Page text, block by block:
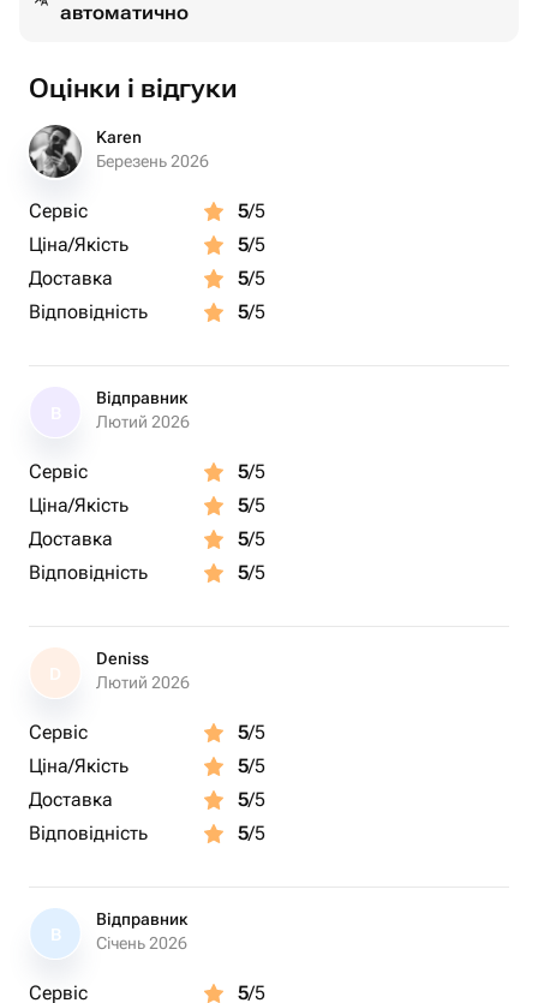
Вы можете выбрать любое количество от 10шт
автоматично
Оцінки і відгуки
Karen
Березень 2026
Сервіс 5/5
Ціна/Якість
5/5
Доставка
5/5
Відповідність
5/5
Відправник
Лютий 2026
Сервіс 5/5
Ціна/Якість
5/5
Доставка
5/5
Відповідність
5/5
D
Deniss
Лютий 2026
Сервіс 5/5
Ціна/Якість
5/5
Доставка
5/5
Відповідність
5/5
В
Відправник
Січень 2026
Сервіс 5/5